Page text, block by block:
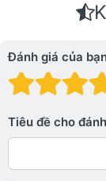
Đánh giá của
Đánh
Tiêu đề cho